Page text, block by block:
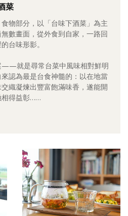
菜
物部分，以「台味下酒菜」為主
數畫面，從外食到自家，一路回
台味形影。
——就是尋常台菜中風味相對鮮明
認為最是台食神髓的：以在地當
織凝煉出豐富飽滿味香，遂能開
相得益彰……